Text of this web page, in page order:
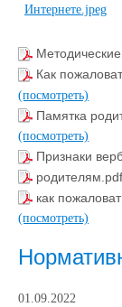
Как
(посмотреть)
Памятка
(посмотреть)
Признаки
родителям.pdf
как
(посмотреть)
01.09.2022